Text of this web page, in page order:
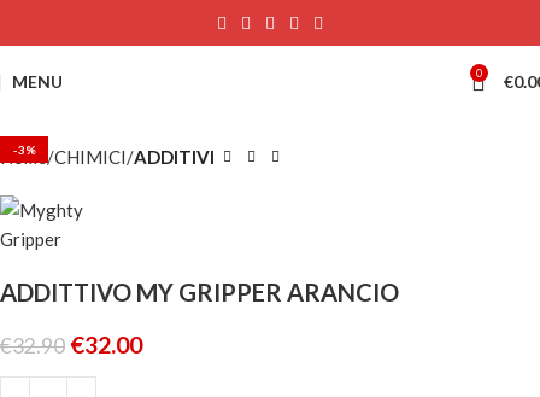
MENU 0 €
-3%
Home CHIMICI ADDITIVI
ADDITTIVO MY GRIPPER ARANCIO
€32.90 €32.00